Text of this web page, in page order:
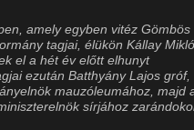
amely egyben vitéz Gömbös
tagjai, élükön Kállay
el a hét év előtt elhunyt
ezután Batthyány Lajos gróf,
mauzóleumához, majd
sírjához